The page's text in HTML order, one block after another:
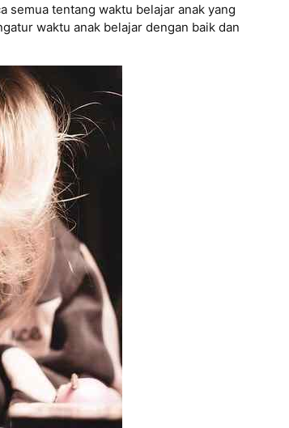
semua tentang waktu belajar anak yang
waktu anak belajar dengan baik dan